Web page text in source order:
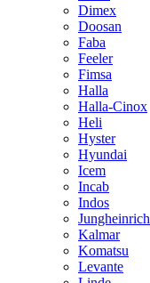
Dimex
Doosan
Faba
Feeler
Fimsa
Halla
Halla-Cinox
Heli
Hyster
Hyundai
Icem
Incab
Indos
Jungheinrich
Kalmar
Komatsu
Levante